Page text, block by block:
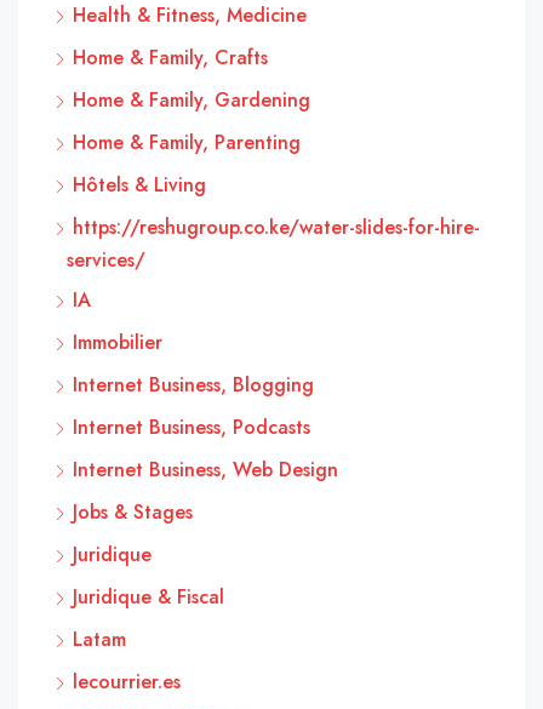
Health & Fitness, Medicine
Home & Family, Crafts
Home & Family, Gardening
Home & Family, Parenting
Hôtels & Living
https://reshugroup.co.ke/water-slides-for-hire-
services/
IA
Immobilier
Internet Business, Blogging
Internet Business, Podcasts
Internet Business, Web Design
Jobs & Stages
Juridique
Juridique & Fiscal
Latam
lecourrier.es